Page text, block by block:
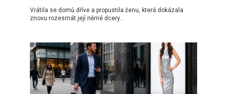
Vrátila se domů dříve a propustila ženu, která dokázala
znovu rozesmát její němé dcery…